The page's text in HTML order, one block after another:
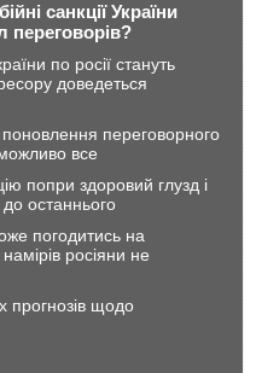
санкції України
переговорів?
по росії стануть
доведеться
переговорного
все
попри здоровий глузд і
останнього
погодитись на
росіяни не
щодо